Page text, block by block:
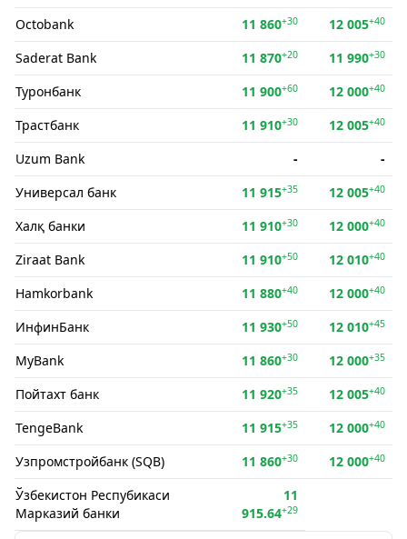
Octobank 11 860+30 12 005+40
Saderat Bank 11 870+20 11 990+30
Туронбанк 11 900+60 12 000+40
Трастбанк 11 910+30 12 005+40
Uzum Bank -
-
Универсал банк
11 915+35 12 005+40
Халқ банки 11 910+30 12 000+40
Ziraat Bank 11 910+50 12 010+40
Hamkorbank 11 880+40 12 000+40
ИнфинБанк 11 930+50 12 010+45
MyBank 11 860+30 12 000+35
Пойтахт банк 11 920+35 12 005+40
TengeBank 11 915+35 12 000+40
Узпромстройбанк (SQB) 11 860+30 12 000+40
Ўзбекистон Респубикаси
Марказий банки
11
915.64+29